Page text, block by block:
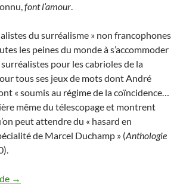
font l’amour.
du surréalisme » non francophones
les peines du monde à s’accommoder
pour les cabrioles de la
tous ses jeux de mots dont André
« soumis au régime de la coïncidence…
même du télescopage et montrent
peut attendre du « hasard en
de Marcel Duchamp » (Anthologie
Stella
→